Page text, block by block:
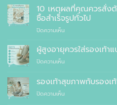
เพื่อ
สุขภาพ
ที่
แพทย์
10 เหตุผลที่คุณควรสั่ง
ซื้อสำเร็จรูปทั่วไป
ปิดความเห็นบน
เหตุผล
คุณ
สั่ง
ตัด
รองเท้า
ผู้สูงอายุควรใส่รองเท้า
ปิดความเห็นบน
สูง
อายุ
ควร
รองเท้าสุขภาพกับรองเ
ปิดความเห็นบน